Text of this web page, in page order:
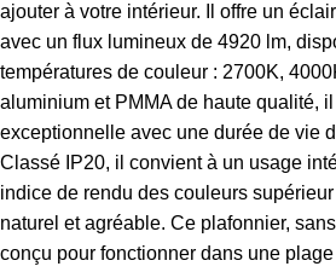
ajouter à votre intérieur. Il offre un
avec un flux lumineux de 4920 lm,
températures de couleur : 2700K,
aluminium et PMMA de haute qualité,
exceptionnelle avec une durée de vie
Classé IP20, il convient à un usage
indice de rendu des couleurs
naturel et agréable. Ce plafonnier,
conçu pour fonctionner dans une